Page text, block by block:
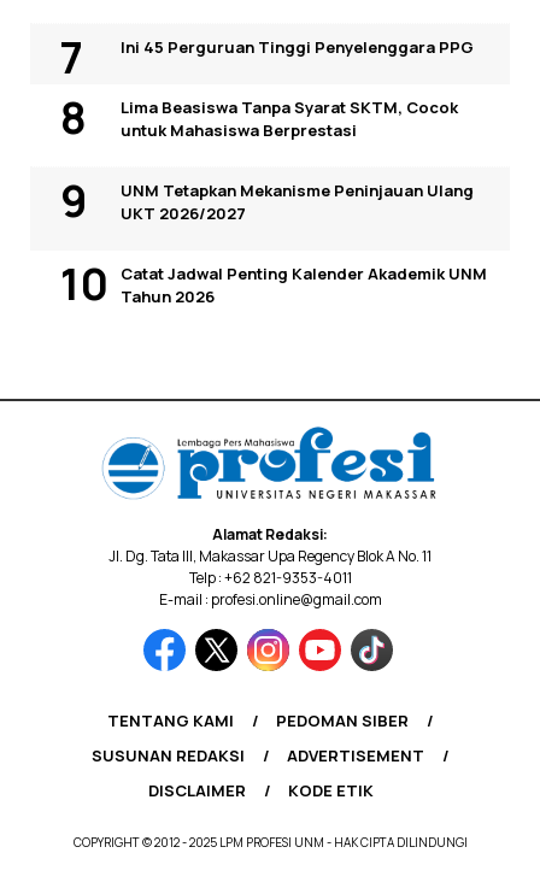
Ini 45 Perguruan Tinggi Penyelenggara PPG
Lima Beasiswa Tanpa Syarat SKTM, Cocok
untuk Mahasiswa Berprestasi
UNM Tetapkan Mekanisme Peninjauan Ulang
UKT 2026/2027
Catat Jadwal Penting Kalender Akademik UNM
Tahun 2026
Alamat Redaksi:
Jl. Dg. Tata III, Makassar Upa Regency Blok A No. 11
Telp : +62 821-9353-4011
E-mail : profesi.online@gmail.com
TENTANG KAMI
PEDOMAN SIBER
SUSUNAN REDAKSI
ADVERTISEMENT
DISCLAIMER
KODE ETIK
COPYRIGHT © 2012 - 2025 LPM PROFESI UNM - HAK CIPTA DILINDUNGI